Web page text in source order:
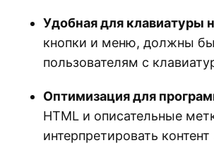
Удобная для клавиатуры
кнопки и меню, должны
пользователям с
Оптимизация для
HTML и описательные
интерпретировать